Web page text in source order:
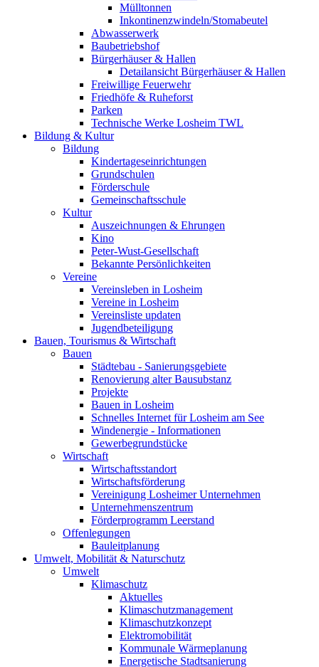
Mülltonnen
Inkontinenzwindeln/Stomabeutel
Abwasserwerk
Baubetriebshof
Bürgerhäuser & Hallen
Detailansicht Bürgerhäuser & Hallen
Freiwillige Feuerwehr
Friedhöfe & Ruheforst
Parken
Technische Werke Losheim TWL
Bildung & Kultur
Bildung
Kindertageseinrichtungen
Grundschulen
Förderschule
Gemeinschaftsschule
Kultur
Auszeichnungen & Ehrungen
Kino
Peter-Wust-Gesellschaft
Bekannte Persönlichkeiten
Vereine
Vereinsleben in Losheim
Vereine in Losheim
Vereinsliste updaten
Jugendbeteiligung
Bauen, Tourismus & Wirtschaft
Bauen
Städtebau - Sanierungsgebiete
Renovierung alter Bausubstanz
Projekte
Bauen in Losheim
Schnelles Internet für Losheim am See
Windenergie - Informationen
Gewerbegrundstücke
Wirtschaft
Wirtschaftsstandort
Wirtschaftsförderung
Vereinigung Losheimer Unternehmen
Unternehmenszentrum
Förderprogramm Leerstand
Offenlegungen
Bauleitplanung
Umwelt, Mobilität & Naturschutz
Umwelt
Klimaschutz
Aktuelles
Klimaschutzmanagement
Klimaschutzkonzept
Elektromobilität
Kommunale Wärmeplanung
Energetische Stadtsanierung